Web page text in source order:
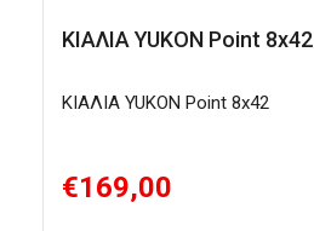
ΚΙΑΛΙΑ YUKON Point 8x42
ΚΙΑΛΙΑ YUKON Point 8x42
€169,00